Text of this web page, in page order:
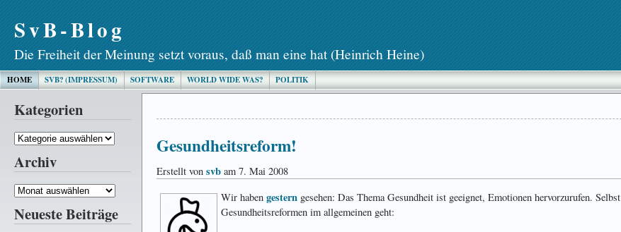
SvB-Blog
Die Freiheit der Meinung setzt voraus, daß man eine hat (Heinrich Heine)
HOME SVB? (IMPRESSUM) SOFTWARE WORLD WIDE WAS? POLITIK
Kategorien
Kategorien
Archiv
Archiv
Neueste Beiträge
Gesundheitsreform!
Erstellt von svb am 7. Mai 2008
Wir haben gestern gesehen: Das Thema Gesundheit ist geeignet, Emotionen hervorzurufen. Selbst
Gesundheitsreformen im allgemeinen geht: